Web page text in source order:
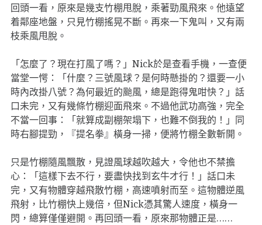
回頭一看，原來是幾支竹棚甩脫，乘著勁風飛來。他遠望
着鄰座地盤，只見竹棚搖晃不斷。再來一下鬼叫，又有兩
枝乘風甩脫。
「怎麼了？現在打風了嗎？」Nick於是查看手機，一查便
當堂一愕：「什麼？三號風球？是何時懸掛的？還要一小
時內改掛八號？為何最近的颱風，總是跑得鬼咁快？」話
口未完，又有幾條竹棚迎面飛來。不過他武功高強，完全
不當一回事：「就算成副棚架塌下，也難不倒我的！」同
時右腳提勁，『提名拳』橫身一掃，便將竹棚全數斬開。
只是竹棚隨風飄散，見證風球越吹越大，令他也不禁擔
心：「這樣下去不行，要盡快找到玄牛才行！」話口未
完，又有物體穿越飛散竹棚，高速噴射而至。這物體逆風
飛射，比竹棚快上幾倍，但Nick憑其驚人速度，橫身一
閃，總算僅僅避開。再回頭一看，原來那物體正是……